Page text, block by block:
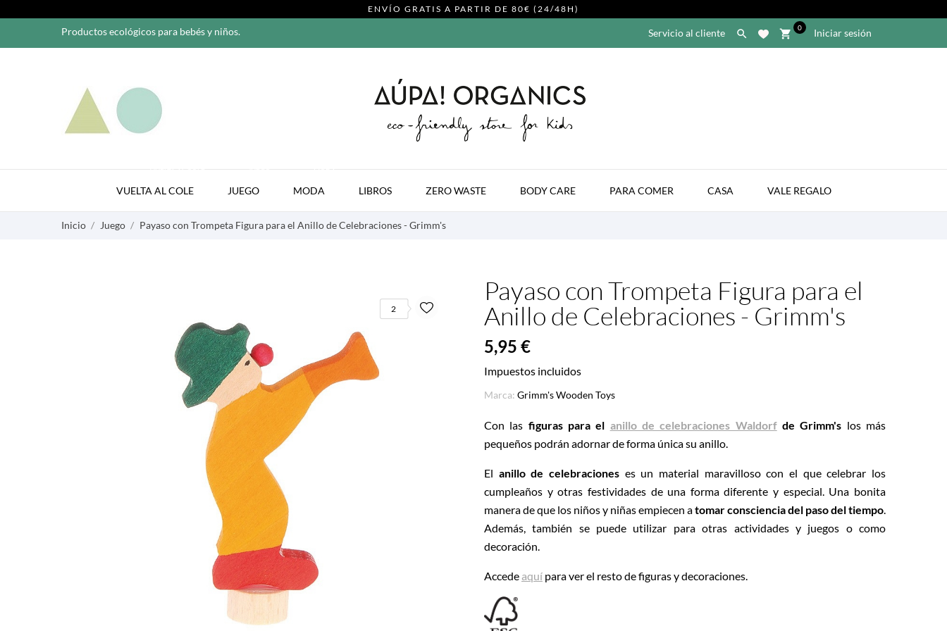
ENVÍO GRATIS A PARTIR DE 80€ (24/48H)
Productos ecológicos para bebés y niños. Servicio al cliente  shopping_cart 0 Iniciar sesión
VUELTA AL COLE JUEGO MODA LIBROS ZERO WASTE BODY CARE PARA COMER CASA VALE REGALO
Inicio Juego Payaso con Trompeta Figura para el Anillo de Celebraciones - Grimm's
2
Payaso con Trompeta Figura para el
Anillo de Celebraciones - Grimm's
5,95 €
Impuestos incluidos
Marca: Grimm's Wooden Toys
Con las figuras para el anillo de celebraciones Waldorf de Grimm's los más
pequeños podrán adornar de forma única su anillo.
El anillo de celebraciones es un material maravilloso con el que celebrar los
cumpleaños y otras festividades de una forma diferente y especial. Una bonita
manera de que los niños y niñas empiecen atomar consciencia del paso del tiempo.
Además, también se puede utilizar para otras actividades y juegos o como
decoración.
Accede aquí para ver el resto de figuras y decoraciones.